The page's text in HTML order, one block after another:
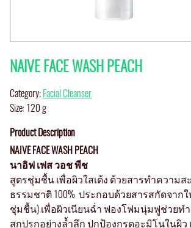
NAIVE FACE WASH PEACH
Category: Facial Cleanser
Size: 120 g
Product Description
NAIVE FACE WASH PEACH
นาอิฟ เฟส วอช พีช
สูตรชุ่มชื้น เพื่อผิวใสเด้ง ด้วยสารทำความ
ธรรมชาติ 100% ประกอบด้วยสารสกัดจาก
ชุ่มชื้น) เพื่อผิวเนียนฉ่ำ ฟองโฟมนุ่มฟูช่วยท
สกปรกอย่างล้ำลึก ปกป้องกรดอะมิโนในผิ